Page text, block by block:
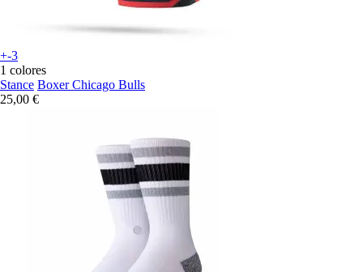
+-3
1 colores
Stance Boxer Chicago Bulls
25,00 €